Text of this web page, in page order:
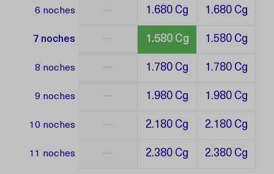
6 noches 1.680 Cg 1.680 Cg
7 noches 1.580 Cg 1.580 Cg
8 noches 1.780 Cg 1.780 Cg
9 noches 1.980 Cg 1.980 Cg
10 noches 2.180 Cg 2.180 Cg
11 noches 2.380 Cg 2.380 Cg